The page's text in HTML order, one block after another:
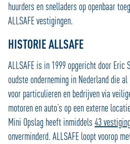
huurders en snelladers op openbaar
ALLSAFE vestigingen.
HISTORIE ALLSAFE
ALLSAFE is in 1999 opgericht door Eric
oudste onderneming in Nederland die
voor particulieren en bedrijven via
motoren en auto’s op een externe
Mini Opslag heeft inmiddels 43
onverminderd. ALLSAFE loopt voorop